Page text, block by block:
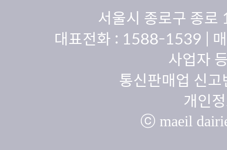
서울시 종로구 종
대표전화 : 1588-1539 |
사업자
통신판매업 신
개인
ⓒ maeil